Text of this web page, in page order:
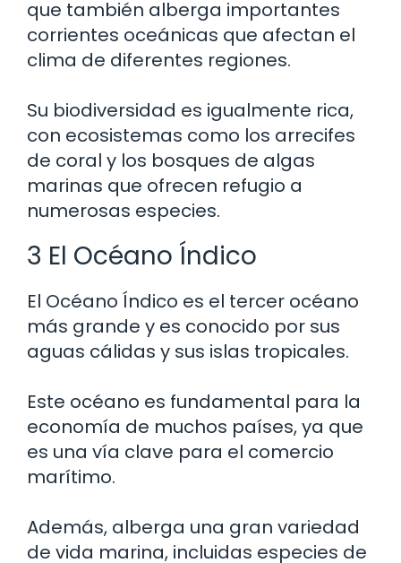
que también alberga importantes
corrientes oceánicas que afectan el
clima de diferentes regiones.
Su biodiversidad es igualmente rica,
con ecosistemas como los arrecifes
de coral y los bosques de algas
marinas que ofrecen refugio a
numerosas especies.
3 El Océano Índico
El Océano Índico es el tercer océano
más grande y es conocido por sus
aguas cálidas y sus islas tropicales.
Este océano es fundamental para la
economía de muchos países, ya que
es una vía clave para el comercio
marítimo.
Además, alberga una gran variedad
de vida marina, incluidas especies de